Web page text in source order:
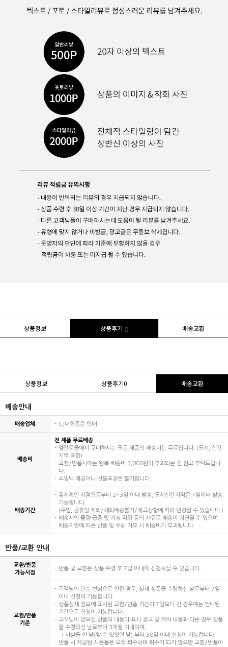
상품정보 상품후기 0 배송교환
상품정보 상품후기0 배송교환
배송안내
배송업체 CJ대한통운 택배
배송비
전 제품 무료배송
엘칸토몰에서 구매하시는 모든 제품의 배송비는 무료입니다. (도서, 산간
지역 포함)
교환/반품시에는 왕복 배송비 5,000원이 부과되는 점 참고 부탁드립니
다.
쇼핑백 제공이나 선물포장은 불가합니다.
배송기간
결제확인 시점으로부터 2~3일 이내 발송, 도서산간지역은 7일이내 발송
가능합니다.
(주말, 공휴일 제외/해외배송불가/재고상황에 따라 변경될 수 있습니다.)
배송사의 물량 급증 및 기상 악화 등의 사유로 배송이 지연될 수 있으며
배송지연에 따른 반품 및 수취 거부 시 배송비가 부과됩니다.
반품/교환 안내
교환/반품
가능시점
반품 및 교환은 상품 수령 후 7일 이내에 신청하실 수 있습니다.
교환/반품
기준
고객님의 단순 변심으로 인한 경우, 실제 상품을 수령하신 날로부터 7일
이내 신청이 가능합니다.
상품상세 정보에 표시된 교환/반품 기간이 7일보다 긴 경우에는 안내된
기간으로 신청이 가능합니다.
고객님이 받으신 상품의 내용이 표시 광고 및 계약 내용과 다른 경우 상품
을 수령하신 날로부터 3개월 이내이며,
그 사실을 안 날(알 수 있었던 날) 부터 30일 이내 신청이 가능합니다.
반품 시 제공된 사은품은 모두 회수하며 회수가 되지 않으면 교환/반품이